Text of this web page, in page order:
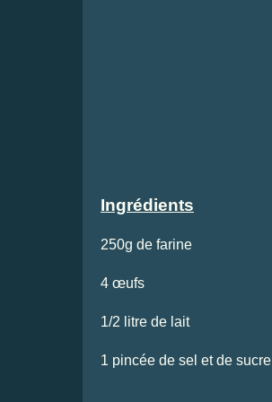
Ingrédients
250g de farine
4 œufs
1/2 litre de lait
1 pincée de sel et de sucre